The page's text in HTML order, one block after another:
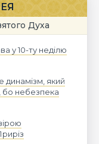
Духа
у 10-ту неділю
динамізм, який
бо небезпека